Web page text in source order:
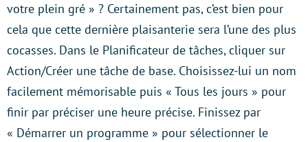
votre plein gré » ? Certainement pas, c’est bien pour
cela que cette dernière plaisanterie sera l’une des plus
cocasses. Dans le Planificateur de tâches, cliquer sur
Action/Créer une tâche de base. Choisissez-lui un nom
facilement mémorisable puis « Tous les jours » pour
finir par préciser une heure précise. Finissez par
« Démarrer un programme » pour sélectionner le